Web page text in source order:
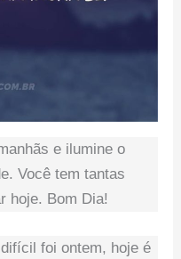
e ilumine o
Você tem tantas
hoje. Bom Dia!
foi ontem, hoje é